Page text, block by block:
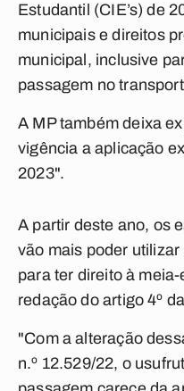
Estudantil (CIE’s) de
municipais e direitos
municipal, inclusive
passagem no
A MP também deixa
vigência a aplicação
2023".
A partir deste ano, os
vão mais poder
para ter direito à
redação do artigo 4º
"Com a alteração
n.º 12.529/22, o